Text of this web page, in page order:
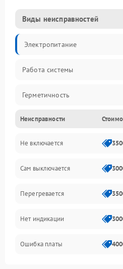
Виды неисправностей
Электропитание
Работа системы
Герметичность
Механика
Неисправности
Не включается
Сам выключается
Перегревается
Нет индикации
Ошибка платы